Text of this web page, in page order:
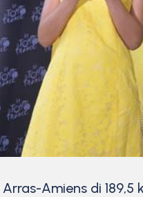
Arras-Amiens di